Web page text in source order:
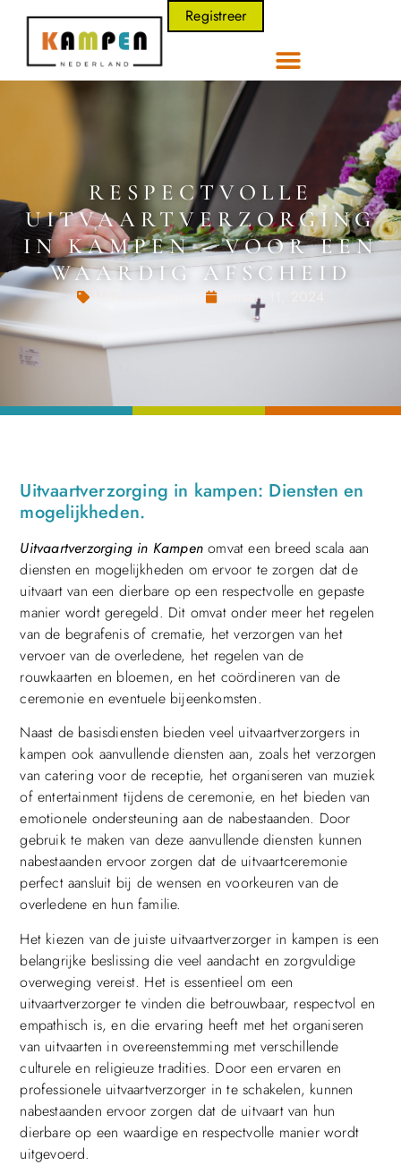
Registreer
RESPECTVOLLE
UITVAARTVERZORGING
IN KAMPEN - VOOR EEN
WAARDIG AFSCHEID
Januari 11, 2024
Uitvaartverzorging in kampen: Diensten en
mogelijkheden.
Uitvaartverzorging in Kampen omvat een breed scala aan
diensten en mogelijkheden om ervoor te zorgen dat de
uitvaart van een dierbare op een respectvolle en gepaste
manier wordt geregeld. Dit omvat onder meer het regelen
van de begrafenis of crematie, het verzorgen van het
vervoer van de overledene, het regelen van de
rouwkaarten en bloemen, en het coördineren van de
ceremonie en eventuele bijeenkomsten.
Naast de basisdiensten bieden veel uitvaartverzorgers in
kampen ook aanvullende diensten aan, zoals het verzorgen
van catering voor de receptie, het organiseren van muziek
of entertainment tijdens de ceremonie, en het bieden van
emotionele ondersteuning aan de nabestaanden. Door
gebruik te maken van deze aanvullende diensten kunnen
nabestaanden ervoor zorgen dat de uitvaartceremonie
perfect aansluit bij de wensen en voorkeuren van de
overledene en hun familie.
Het kiezen van de juiste uitvaartverzorger in kampen is een
belangrijke beslissing die veel aandacht en zorgvuldige
overweging vereist. Het is essentieel om een
uitvaartverzorger te vinden die betrouwbaar, respectvol en
empathisch is, en die ervaring heeft met het organiseren
van uitvaarten in overeenstemming met verschillende
culturele en religieuze tradities. Door een ervaren en
professionele uitvaartverzorger in te schakelen, kunnen
nabestaanden ervoor zorgen dat de uitvaart van hun
dierbare op een waardige en respectvolle manier wordt
uitgevoerd.